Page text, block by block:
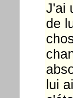
J'ai
de
lui